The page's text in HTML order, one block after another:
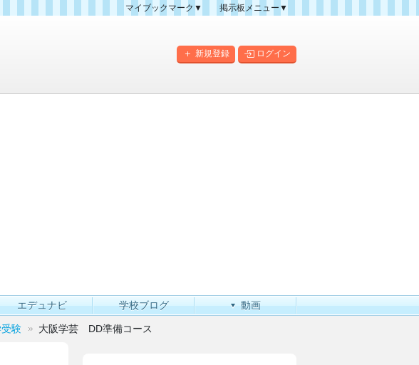
マイブックマーク▼
掲示板メニュー▼
掲示板マップ
新規登録 ログイン
エデュナビ 学校ブログ 動画
験 大阪学芸 DD準備コース